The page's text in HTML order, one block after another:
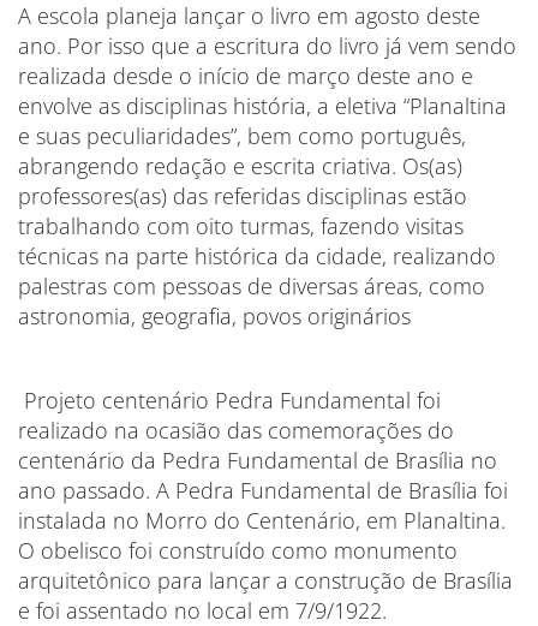
A escola planeja lançar o livro em agosto deste
ano. Por isso que a escritura do livro já vem sendo
realizada desde o início de março deste ano e
envolve as disciplinas história, a eletiva “Planaltina
e suas peculiaridades”, bem como português,
abrangendo redação e escrita criativa. Os(as)
professores(as) das referidas disciplinas estão
trabalhando com oito turmas, fazendo visitas
técnicas na parte histórica da cidade, realizando
palestras com pessoas de diversas áreas, como
astronomia, geografia, povos originários
Projeto centenário Pedra Fundamental foi
realizado na ocasião das comemorações do
centenário da Pedra Fundamental de Brasília no
ano passado. A Pedra Fundamental de Brasília foi
instalada no Morro do Centenário, em Planaltina.
O obelisco foi construído como monumento
arquitetônico para lançar a construção de Brasília
e foi assentado no local em 7/9/1922.